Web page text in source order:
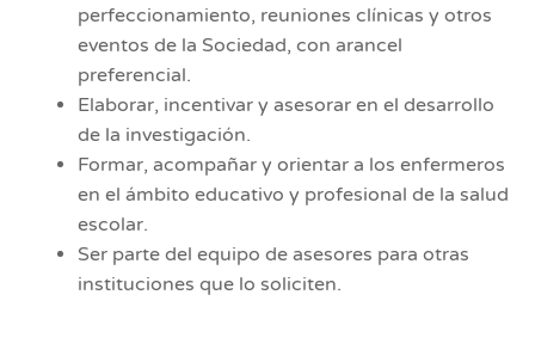
perfeccionamiento, reuniones clínicas y otros
eventos de la Sociedad, con arancel
preferencial.
Elaborar, incentivar y asesorar en el desarrollo
de la investigación.
Formar, acompañar y orientar a los enfermeros
en el ámbito educativo y profesional de la salud
escolar.
Ser parte del equipo de asesores para otras
instituciones que lo soliciten.